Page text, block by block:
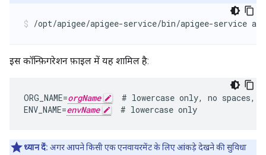
/opt/apigee/apigee-service/bin/apigee-service
इस कॉन्फ़िगरेशन फ़ाइल में यह शामिल है:
ORG_NAME=orgName
# lowercase only, no spaces,
ENV_NAME=envName
  # lowercase only
ध्यान दें: अगर आपने किसी एक एनवायरमेंट के लिए आंकड़े देखने की सुविधा